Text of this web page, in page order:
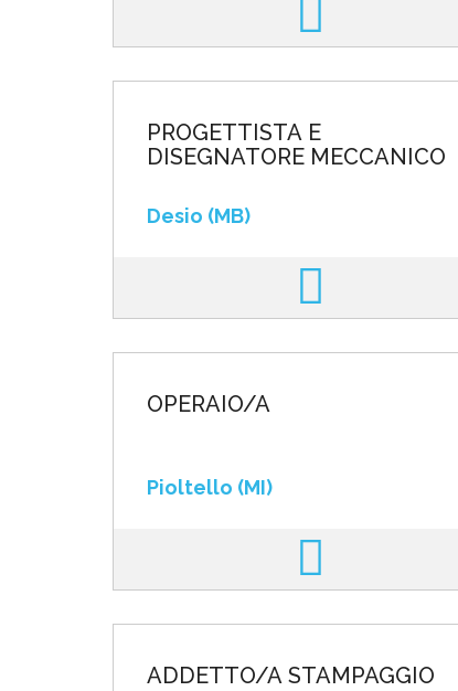
PROGETTISTA E
DISEGNATORE MECCANICO
Desio (MB)
OPERAIO/A
Pioltello (MI)
ADDETTO/A STAMPAGGIO